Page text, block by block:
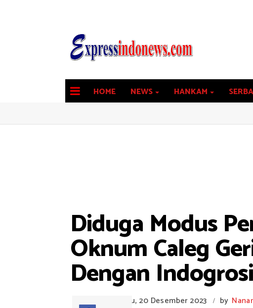
HOME NEWS HANKAM
Diduga Modus
Oknum Caleg
Dengan
Rabu, 20 Desember 2023 / by